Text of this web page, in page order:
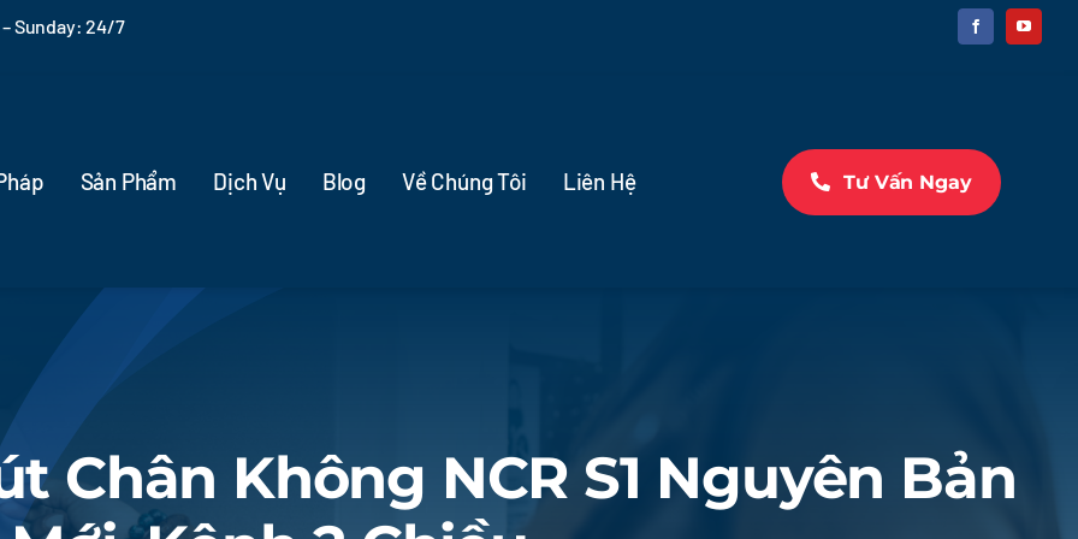
Sunday: 24/7
Sản Phẩm Dịch Vụ Blog Về Chúng Tôi Liên Hệ Tư Vấn Ngay
Chân Không NCR S1 Nguyên Bản